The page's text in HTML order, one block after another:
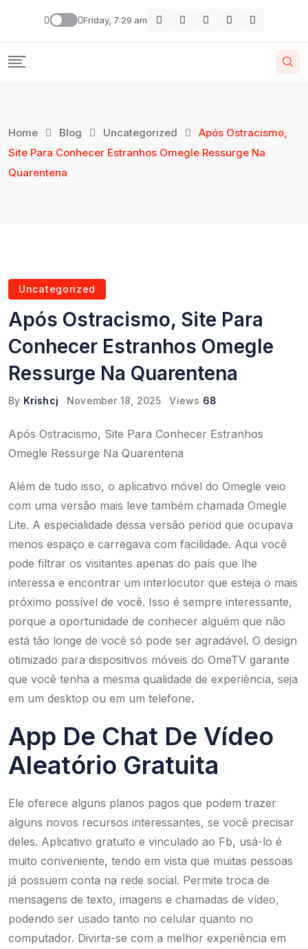
Friday, 7:29 am
Home Blog Uncategorized
Após Ostracismo,
Site Para Conhecer Estranhos Omegle Ressurge Na
Quarentena
Uncategorized
Após Ostracismo, Site Para
Conhecer Estranhos Omegle
Ressurge Na Quarentena
By Krishcj November 18, 2025 Views 68
Após Ostracismo, Site Para Conhecer Estranhos
Omegle Ressurge Na Quarentena
Além de tudo isso, o aplicativo móvel do Omegle veio
com uma versão mais leve também chamada Omegle
Lite. A especialidade dessa versão period que ocupava
menos espaço e carregava com facilidade. Aqui você
pode filtrar os visitantes apenas do país que lhe
interessa e encontrar um interlocutor que esteja o mais
próximo possível de você. Isso é sempre interessante,
porque a oportunidade de conhecer alguém que não
está tão longe de você só pode ser agradável. O design
otimizado para dispositivos móveis do OmeTV garante
que você tenha a mesma qualidade de experiência, seja
em um desktop ou em um telefone.
App De Chat De Vídeo
Aleatório Gratuita
Ele oferece alguns planos pagos que podem trazer
alguns novos recursos interessantes, se você precisar
deles. Aplicativo gratuito e vinculado ao Fb, usá-lo é
muito conveniente, tendo em vista que muitas pessoas
já possuem conta na rede social. Permite troca de
mensagens de texto, imagens e chamadas de vídeo,
podendo ser usado tanto no celular quanto no
computador. Divirta-se com a melhor experiência em